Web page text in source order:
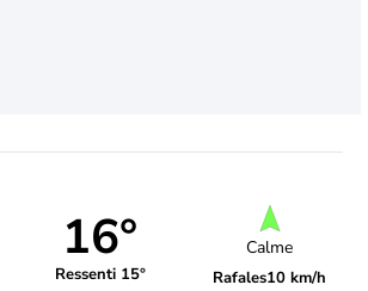
16°
Ressenti 15°
Calme
Rafales10 km/h